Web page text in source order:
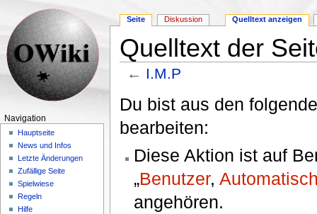
Quelltext der
← I.M.P
Du bist aus den
bearbeiten:
Diese Aktion ist auf
„Benutzer,
angehören.
Seite Diskussion Quelltext anzeigen
Navigation
Hauptseite
News und Infos
Letzte Änderungen
Zufällige Seite
Spielwiese
Regeln
Hilfe